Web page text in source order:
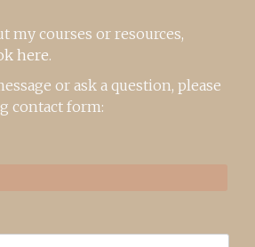
my courses or resources,
here.
or ask a question, please
contact form: